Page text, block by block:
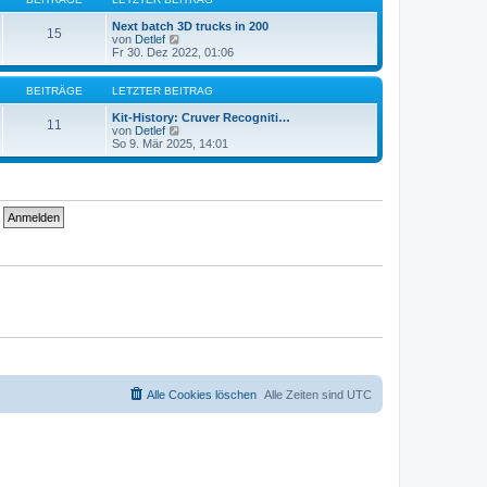
r
a
t
e
B
e
i
t
r
a
15
Next batch 3D trucks in 200
von Detlef
e
u
e
s
t
e
B
e
Fr 30. Dez 2022, 01:06
BEITRÄGE LETZTER BEITRAG
11
Kit-History: Cruver Recogniti…
von Detlef
e
u
So 9. Mär 2025, 14:01
Alle Zeiten sind UTC
Alle Cookies löschen